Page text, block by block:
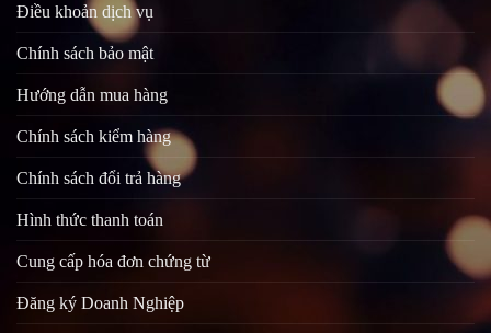
Điều khoản dịch vụ
Chính sách bảo mật
Hướng dẫn mua hàng
Chính sách kiểm hàng
Chính sách đổi trả hàng
Hình thức thanh toán
Cung cấp hóa đơn chứng từ
Đăng ký Doanh Nghiệp